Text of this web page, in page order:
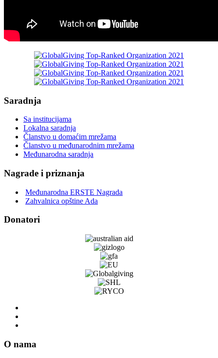
Saradnja
Sa institucijama
Lokalna saradnja
Članstvo u domaćim mrežama
Članstvo u međunarodnim mrežama
Međunarodna saradnja
Nagrade i priznanja
Međunarodna ERSTE Nagrada
Zahvalnica opštine Ada
Donatori
O nama